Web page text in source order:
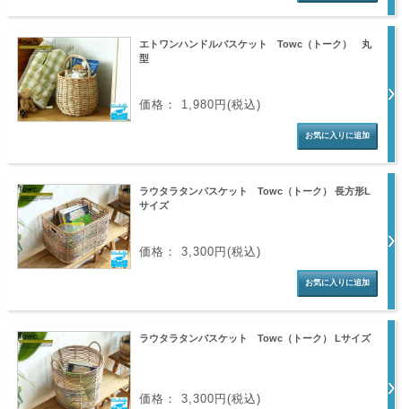
エトワンハンドルバスケット Towc（トーク） 丸
型
価格： 1,980円(税込)
ラウタラタンバスケット Towc（トーク） 長方形L
サイズ
価格： 3,300円(税込)
ラウタラタンバスケット Towc（トーク） Lサイズ
価格： 3,300円(税込)